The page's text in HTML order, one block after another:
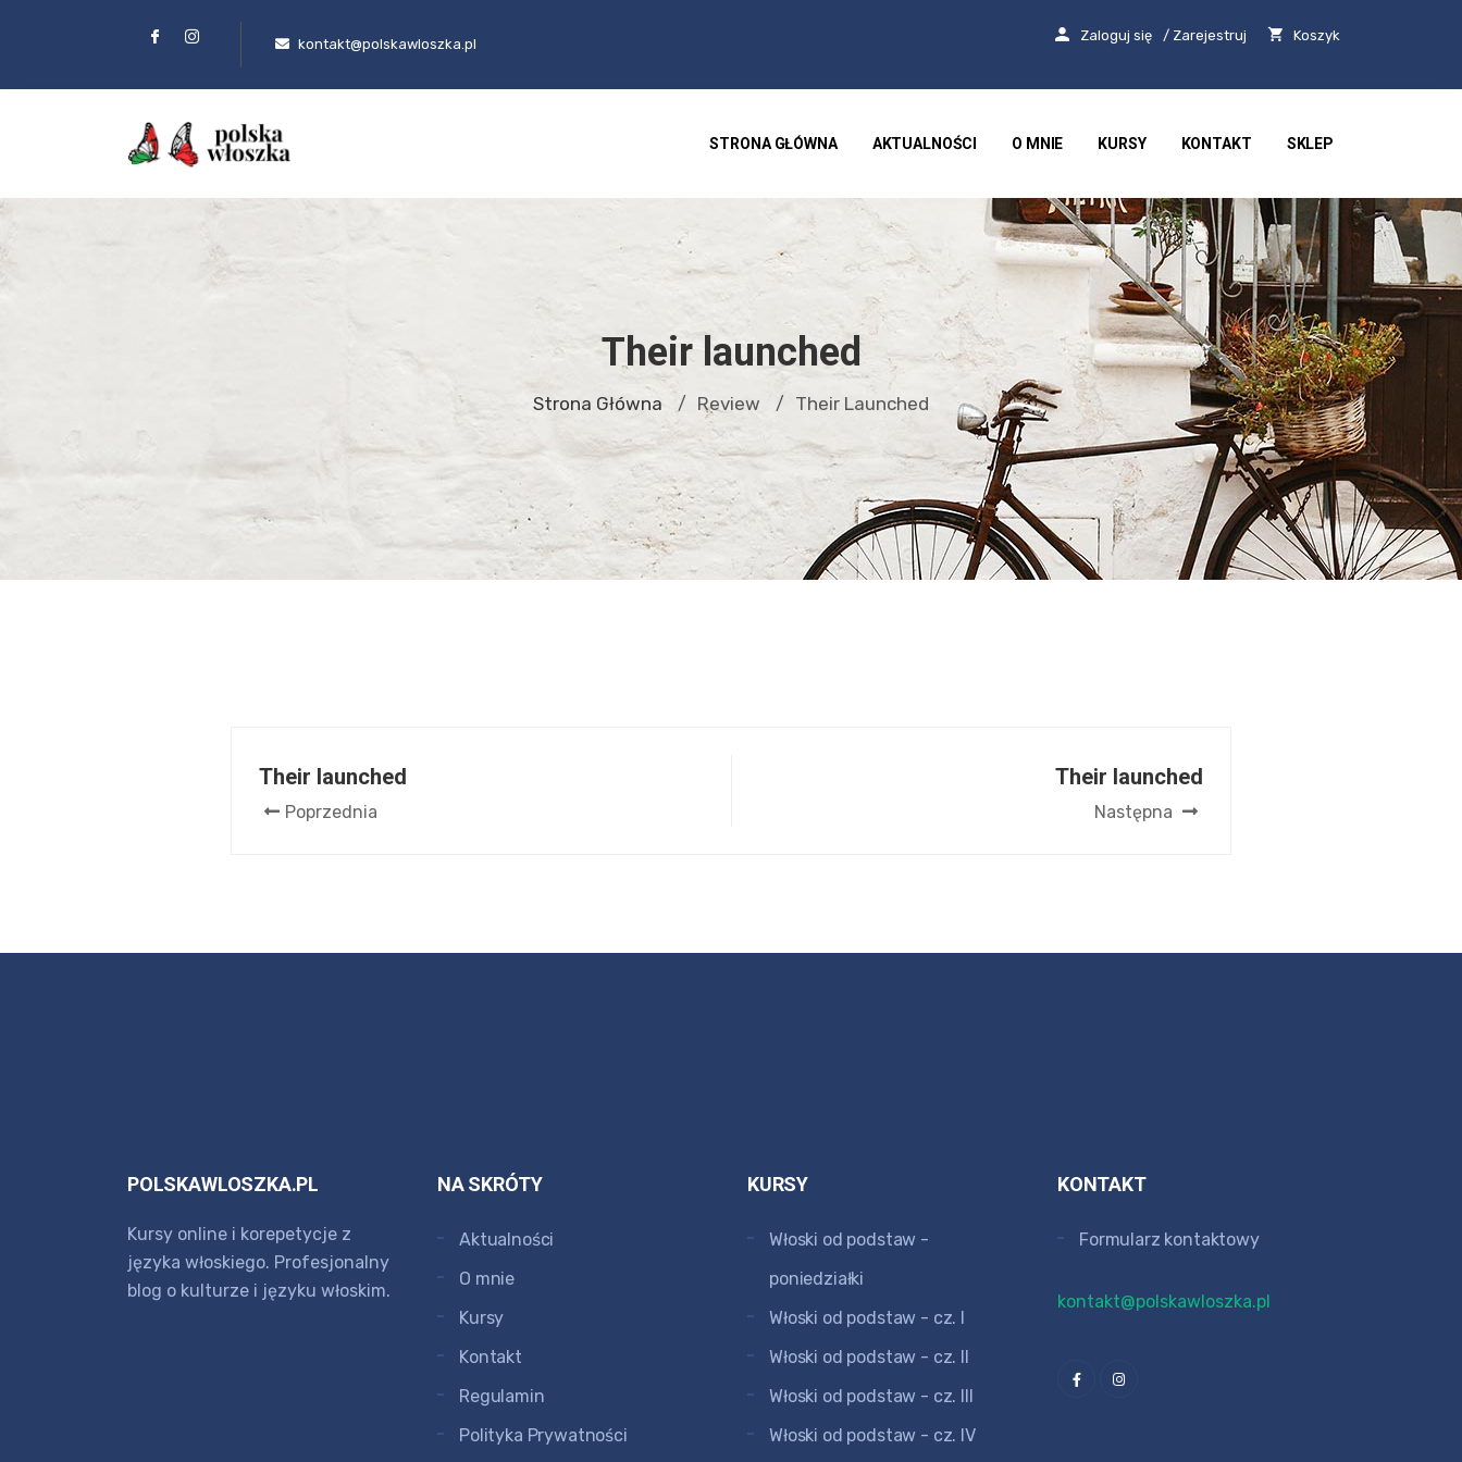
kontakt@polskawloszka.pl
Zaloguj się / Zarejestruj Koszyk
STRONA GŁÓWNA AKTUALNOŚCI O MNIE KURSY KONTAKT SKLEP
Their launched
Strona Główna / Review / Their Launched
Their launched
Poprzednia
Their launched
Następna
POLSKAWLOSZKA.PL
Kursy online i korepetycje z
języka włoskiego. Profesjonalny
blog o kulturze i języku włoskim.
NA SKRÓTY
Aktualności
O mnie
Kursy
Kontakt
Regulamin
Polityka Prywatności
KURSY
Włoski od podstaw -
poniedziałki
Włoski od podstaw - cz. I
Włoski od podstaw - cz. II
Włoski od podstaw - cz. III
Włoski od podstaw - cz. IV
KONTAKT
Formularz kontaktowy
kontakt@polskawloszka.pl